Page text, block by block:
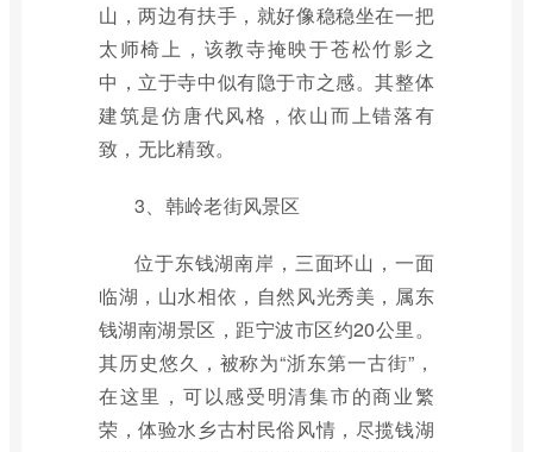
山，两边有扶手，就好像稳稳坐在一把
太师椅上，该教寺掩映于苍松竹影之
中，立于寺中似有隐于市之感。其整体
建筑是仿唐代风格，依山而上错落有
致，无比精致。
3、韩岭老街风景区
位于东钱湖南岸，三面环山，一面
临湖，山水相依，自然风光秀美，属东
钱湖南湖景区，距宁波市区约20公里。
其历史悠久，被称为“浙东第一古街”，
在这里，可以感受明清集市的商业繁
荣，体验水乡古村民俗风情，尽揽钱湖